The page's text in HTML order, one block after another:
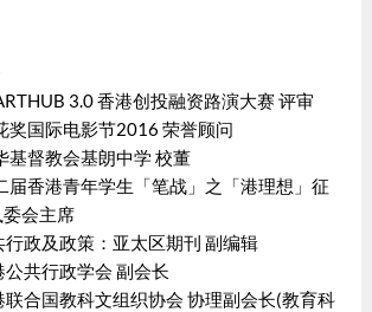
3.0 香港创投融资路演大赛 评审
奖国际电影节2016 荣誉顾问
基督教会基朗中学 校董
届香港青年学生「笔战」之「港理想」征
会主席
政及政策：亚太区期刊 副编辑
共行政学会 副会长
合国教科文组织协会 协理副会长(教育科